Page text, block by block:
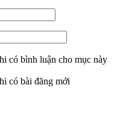
có bình luận cho mục này
có bài đăng mới